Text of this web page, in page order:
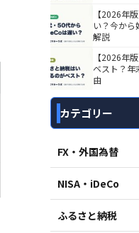
【2026年
い？今か
解説
【2026年
ベスト？年
由
カテゴリー
FX・外国為替
NISA・iDeCo
ふるさと納税